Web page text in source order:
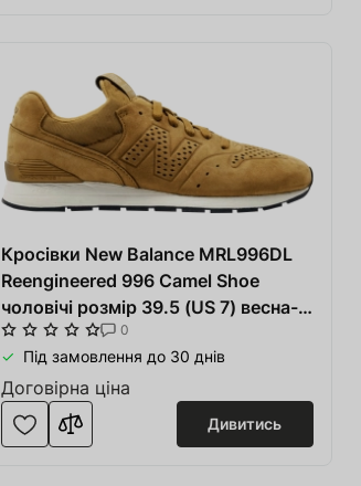
Кросівки New Balance MRL996DL
Reengineered 996 Camel Shoe
чоловічі розмір 39.5 (US 7) весна-
літо бежеві/білі шкіра/тканина
0
Під замовлення до 30 днів
Договірна ціна
Дивитись